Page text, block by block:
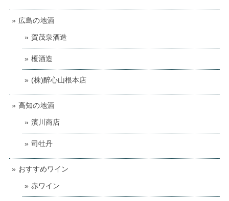
広島の地酒
賀茂泉酒造
榎酒造
(株)醉心山根本店
高知の地酒
濱川商店
司牡丹
おすすめワイン
赤ワイン